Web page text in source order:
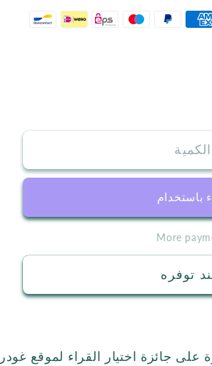
More
توفره
على جائزة اختيار القراء لموقع